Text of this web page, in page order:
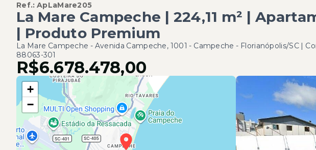
Ref.:ApLaMare205
La Mare Campeche | 224,11 m² |
| Produto Premium
La Mare Campeche - Avenida Campeche, 1001 - Campeche - Florianópolis/SC |
88063-301
R$6.678.478,00
+
−